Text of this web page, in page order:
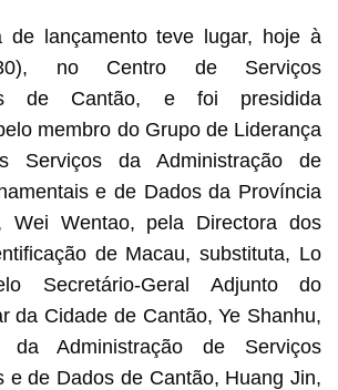
de lançamento teve lugar, hoje à
no Centro de Serviços
de Cantão, e foi presidida
membro do Grupo de Liderança
Serviços da Administração de
e de Dados da Província
Wei Wentao, pela Directora dos
de Macau, substituta, Lo
Secretário-Geral Adjunto do
da Cidade de Cantão, Ye Shanhu,
da Administração de Serviços
e de Dados de Cantão, Huang Jin,